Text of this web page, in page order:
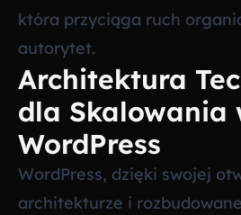
która przyciąga ruch
autorytet.
Architektura
dla Skalowania
WordPress
WordPress, dzięki swojej
architekturze i